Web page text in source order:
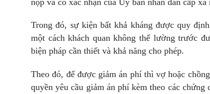
Trong đó, sự kiện bất khả kháng được quy
một cách khách quan không thể lường trước
biện pháp cần thiết và khả năng cho phép.
Theo đó, để được giảm án phí thì vợ hoặc
quyền yêu cầu giảm án phí kèm theo các